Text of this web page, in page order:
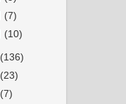
(7)
(10)
(136)
(23)
(7)